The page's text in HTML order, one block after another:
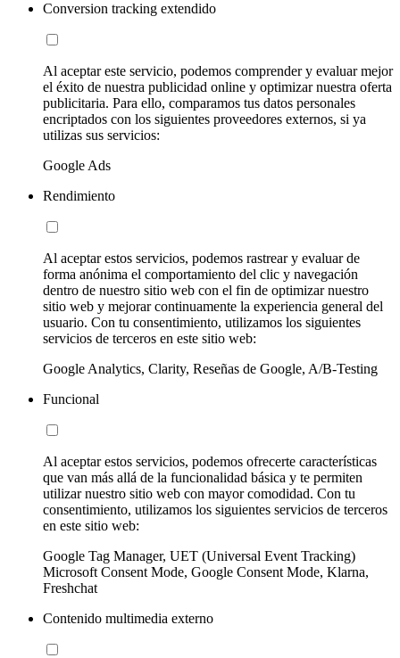
Conversion tracking extendido
Al aceptar este servicio, podemos comprender y evaluar mejor
el éxito de nuestra publicidad online y optimizar nuestra oferta
publicitaria. Para ello, comparamos tus datos personales
encriptados con los siguientes proveedores externos, si ya
utilizas sus servicios:
Google Ads
Rendimiento
Al aceptar estos servicios, podemos rastrear y evaluar de
forma anónima el comportamiento del clic y navegación
dentro de nuestro sitio web con el fin de optimizar nuestro
sitio web y mejorar continuamente la experiencia general del
usuario. Con tu consentimiento, utilizamos los siguientes
servicios de terceros en este sitio web:
Google Analytics, Clarity, Reseñas de Google, A/B-Testing
Funcional
Al aceptar estos servicios, podemos ofrecerte características
que van más allá de la funcionalidad básica y te permiten
utilizar nuestro sitio web con mayor comodidad. Con tu
consentimiento, utilizamos los siguientes servicios de terceros
en este sitio web:
Google Tag Manager, UET (Universal Event Tracking)
Microsoft Consent Mode, Google Consent Mode, Klarna,
Freshchat
Contenido multimedia externo